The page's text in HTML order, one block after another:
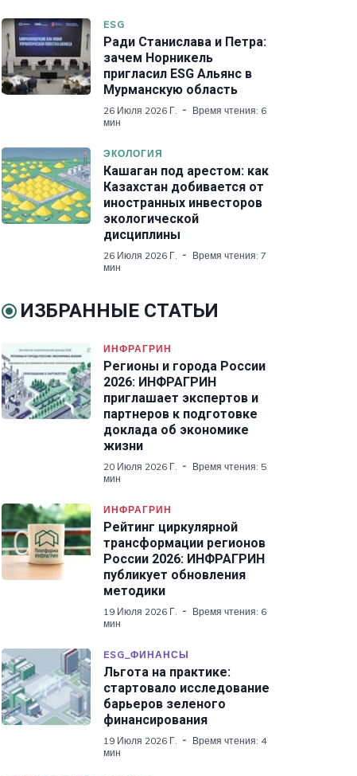
ESG
Ради Станислава и Петра:
зачем Норникель
пригласил ESG Альянс в
Мурманскую область
26 Июля 2026 Г.
Время чтения: 6
мин
ЭКОЛОГИЯ
Кашаган под арестом: как
Казахстан добивается от
иностранных инвесторов
экологической
дисциплины
26 Июля 2026 Г.
Время чтения: 7
мин
ИЗБРАННЫЕ СТАТЬИ
ИНФРАГРИН
Регионы и города России
2026: ИНФРАГРИН
приглашает экспертов и
партнеров к подготовке
доклада об экономике
жизни
20 Июля 2026 Г.
Время чтения: 5
мин
ИНФРАГРИН
Рейтинг циркулярной
трансформации регионов
России 2026: ИНФРАГРИН
публикует обновления
методики
19 Июля 2026 Г.
Время чтения: 6
мин
ESG_ФИНАНСЫ
Льгота на практике:
стартовало исследование
барьеров зеленого
финансирования
19 Июля 2026 Г.
Время чтения: 4
мин